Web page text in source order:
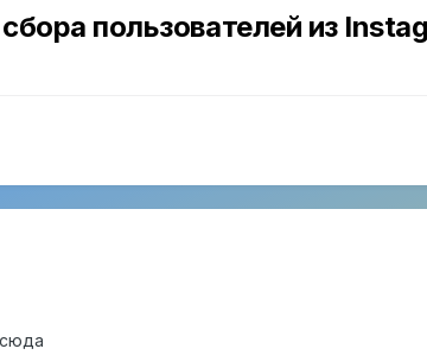
пользователей из